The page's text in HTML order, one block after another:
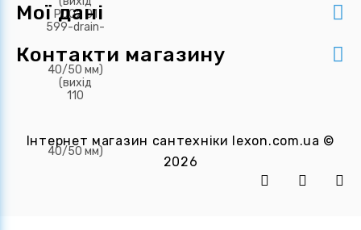
Мої дані
Контакти магазину
Інтернет магазин сантехніки lexon.com.ua ©
2026